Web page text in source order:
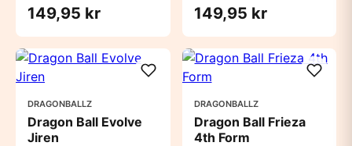
149,95 kr 149,95 kr
DRAGONBALLZ
Dragon Ball Evolve
Jiren
DRAGONBALLZ
Dragon Ball Frieza
4th Form